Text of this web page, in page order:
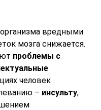
вредными
мозга снижается.
проблемы с
человек
– инсульту,